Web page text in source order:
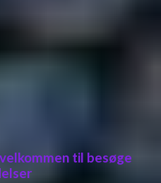
til besøge